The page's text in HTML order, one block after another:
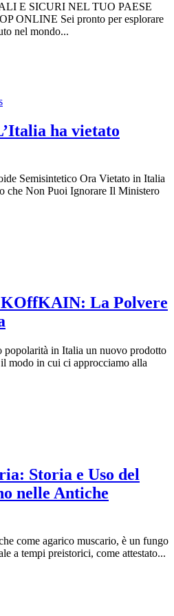
E SICURI NEL TUO PAESE
ONLINE Sei pronto per esplorare
nel mondo...
ha vietato
Semisintetico Ora Vietato in Italia
che Non Puoi Ignorare Il Ministero
La Polvere
popolarità in Italia un nuovo prodotto
modo in cui ci approcciamo alla
Storia e Uso del
nelle Antiche
come agarico muscario, è un fungo
a tempi preistorici, come attestato...